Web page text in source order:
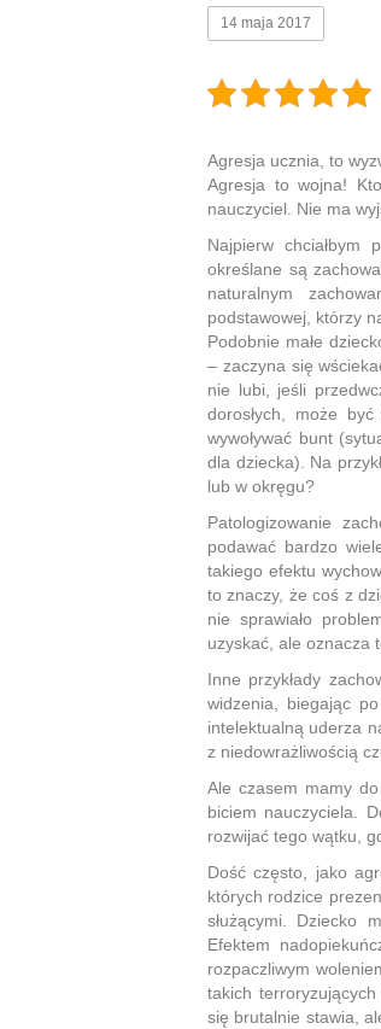
14 maja 2017
Agresja ucznia, to
Agresja to wojna!
nauczyciel. Nie ma
Najpierw chciałbym
określane są
naturalnym
podstawowej, którzy
Podobnie małe
– zaczyna się
nie lubi, jeśli
dorosłych, może
wywoływać bunt
dla dziecka). Na
lub w okręgu?
Patologizowanie
podawać bardzo
takiego efektu
to znaczy, że coś z
nie sprawiało
uzyskać, ale oznacza
Inne przykłady
widzenia, biegając
intelektualną uderza
z niedowrażliwością
Ale czasem mamy
biciem nauczyciela.
rozwijać tego wątku,
Dość często, jako
których rodzice
służącymi. Dziecko
Efektem
rozpaczliwym
takich
się brutalnie stawia,